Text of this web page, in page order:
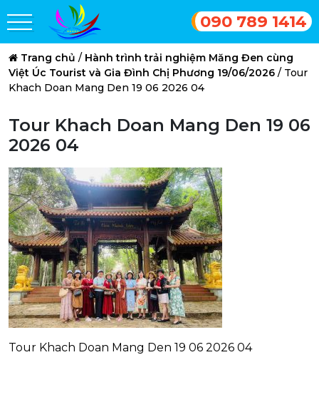
090 789 1414
Trang chủ / Hành trình trải nghiệm Măng Đen cùng
Việt Úc Tourist và Gia Đình Chị Phương 19/06/2026 / Tour
Khach Doan Mang Den 19 06 2026 04
Tour Khach Doan Mang Den 19 06
2026 04
Tour Khach Doan Mang Den 19 06 2026 04